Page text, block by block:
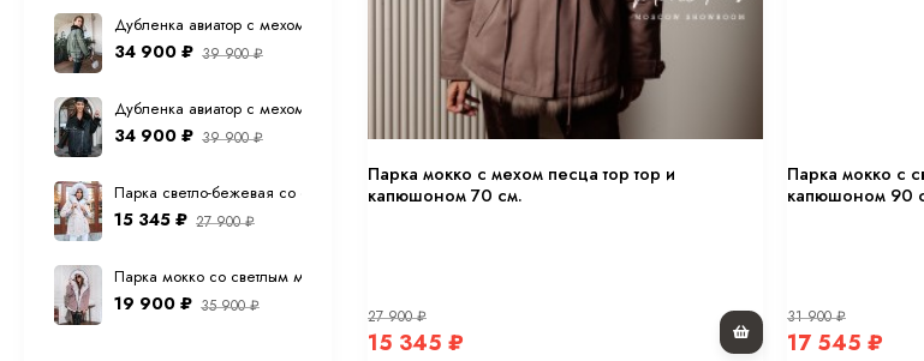
Парка мокко с мехом песца тор тор и
капюшоном 70 см.
27 900₽
15 345 ₽
Парка мокко с
капюшоном 90
31 900₽
17 545₽
Дубленка авиатор с мехом тоскана из натуральной овчины в оттенке “хакки” 80 см.
34 900 ₽ 39 900₽
Дубленка авиатор с мехом тоскана из натуральной овчины в оттенке “черный” 80 см.
34 900 ₽ 39 900₽
Парка светло-бежевая со светлым мехом песца с капюшоном 70 см.
15 345 ₽ 27 900₽
Парка мокко со светлым мехом песца с капюшоном 70 см.
19 900 ₽ 35 900₽